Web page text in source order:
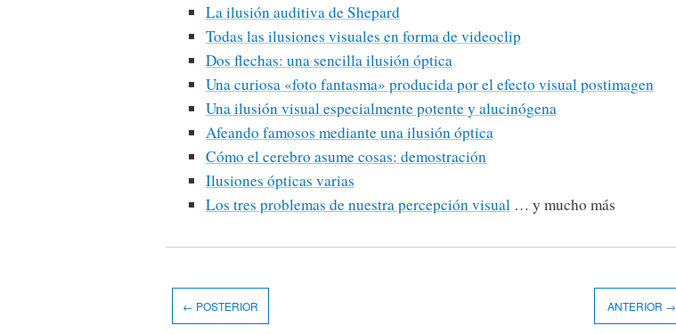
La ilusión auditiva de Shepard
Todas las ilusiones visuales en forma de videoclip
Dos flechas: una sencilla ilusión óptica
Una curiosa «foto fantasma» producida por el efecto visual postimagen
Una ilusión visual especialmente potente y alucinógena
Afeando famosos mediante una ilusión óptica
Cómo el cerebro asume cosas: demostración
Ilusiones ópticas varias
Los tres problemas de nuestra percepción visual… y mucho más
← POSTERIOR ANTERIOR →